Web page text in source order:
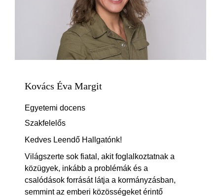
Kovács Éva Margit
Egyetemi docens
Szakfelelős
Kedves Leendő Hallgatónk!
Világszerte sok fiatal, akit foglalkoztatnak a
közügyek, inkább a problémák és a
csalódások forrását látja a kormányzásban,
semmint az emberi közösségeket érintő